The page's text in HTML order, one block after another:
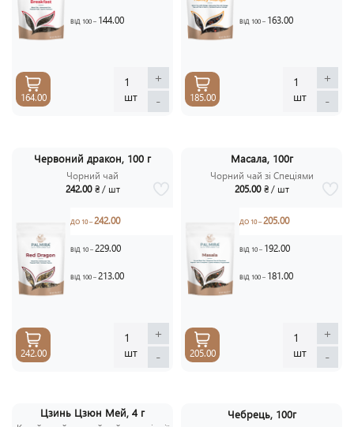
ВІД 100 – 144.00
1
шт
+
-
164.00
ВІД 100 – 163.00
1
шт
+
-
185.00
Червоний дракон, 100 г
Чорний чай
242.00 ₴ / шт
ДО 10 –242.00
ВІД 10 –229.00
ВІД 100 –213.00
1
шт
+
-
242.00
Масала, 100г
Чорний чай зі Спеціями
205.00 ₴ / шт
ДО 10 –205.00
ВІД 10 – 192.00
ВІД 100 – 181.00
1
шт
+
-
205.00
Цзинь Цзюн Мей, 4 г Чебрець, 100г